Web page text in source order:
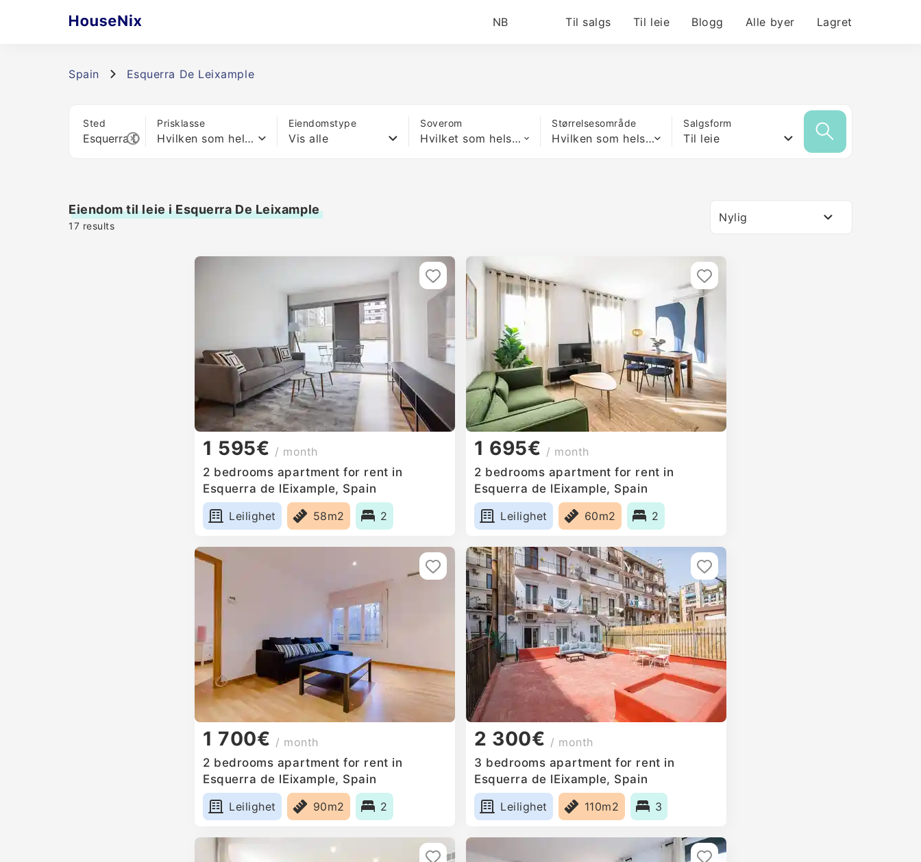
NB Til salgs Til leie Blogg Alle byer Lagret
Spain Esquerra De Leixample
Sted Prisklasse
Hvilken som helst pris
Eiendomstype
Vis alle
Soverom
Hvilket som helst antall soverom
Størrelsesområde
Hvilken som helst størrelse
Salgsform
Til leie
Eiendom til leie i Esquerra De Leixample
17 results
Nylig
1 595€ / month
2 bedrooms apartment for rent in
Esquerra de lEixample, Spain
Leilighet
58m2 2
1 695€ / month
2 bedrooms apartment for rent in
Esquerra de lEixample, Spain
Leilighet
60m2 2
1 700€ / month
2 bedrooms apartment for rent in
Esquerra de lEixample, Spain
Leilighet
90m2 2
2 300€ / month
3 bedrooms apartment for rent in
Esquerra de lEixample, Spain
Leilighet
110m2 3